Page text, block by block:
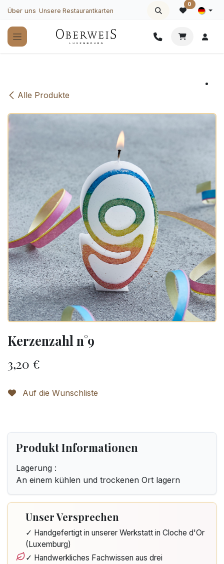
Zum Inhalt springen
Über uns Unsere Restaurantkarten
0
Alle Produkte
Kerzenzahl n°9
3,20 €
Auf die Wunschliste
Produkt Informationen
Lagerung :
An einem kühlen und trockenen Ort lagern
Unser Versprechen
✓ Handgefertigt in unserer Werkstatt in Cloche d'Or
(Luxemburg)
✓ Handwerkliches Fachwissen aus drei